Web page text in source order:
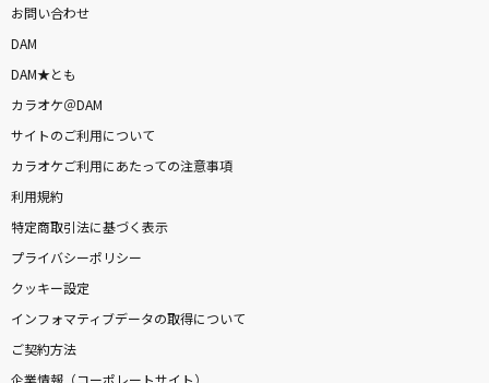
お問い合わせ
DAM
DAM★とも
カラオケ＠DAM
サイトのご利用について
カラオケご利用にあたっての注意事項
利用規約
特定商取引法に基づく表示
プライバシーポリシー
クッキー設定
インフォマティブデータの取得について
ご契約方法